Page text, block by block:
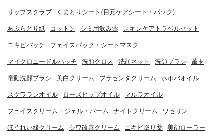
リップスクラブ くまとりシート(目元ケアシート・パック)
あぶらとり紙 コットン シミ用飲み薬 スキンケアトラベルセット
ニキビパッチ フェイスパック・シートマスク
マイクロニードルパッチ 洗顔クロス 洗顔ネット 洗顔ブラシ 繭玉
電動洗顔ブラシ 美白クリーム プラセンタクリーム ホホバオイル
スクワランオイル ローズヒップオイル マルラオイル
フェイスクリーム・ジェル・バーム ナイトクリーム ワセリン
ほうれい線クリーム シワ改善クリーム ニキビ塗り薬 美顔ローラー